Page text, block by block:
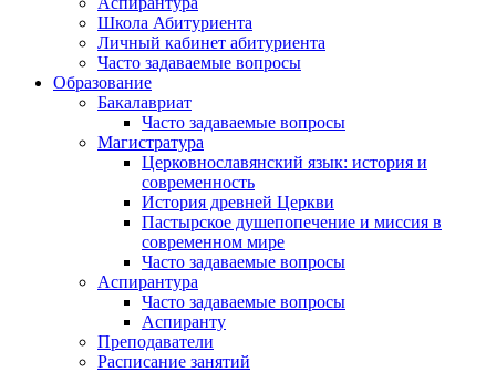
Школа Абитуриента
Личный кабинет абитуриента
Часто задаваемые вопросы
Образование
Бакалавриат
Часто задаваемые вопросы
Магистратура
Церковнославянский язык: история и
современность
История древней Церкви
Пастырское душепопечение и миссия в
современном мире
Часто задаваемые вопросы
Аспирантура
Часто задаваемые вопросы
Аспиранту
Преподаватели
Расписание занятий